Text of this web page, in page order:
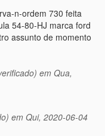
n-ordem 730 feita
54-80-HJ marca ford
assunto de momento
em Qua,
em Qui, 2020-06-04